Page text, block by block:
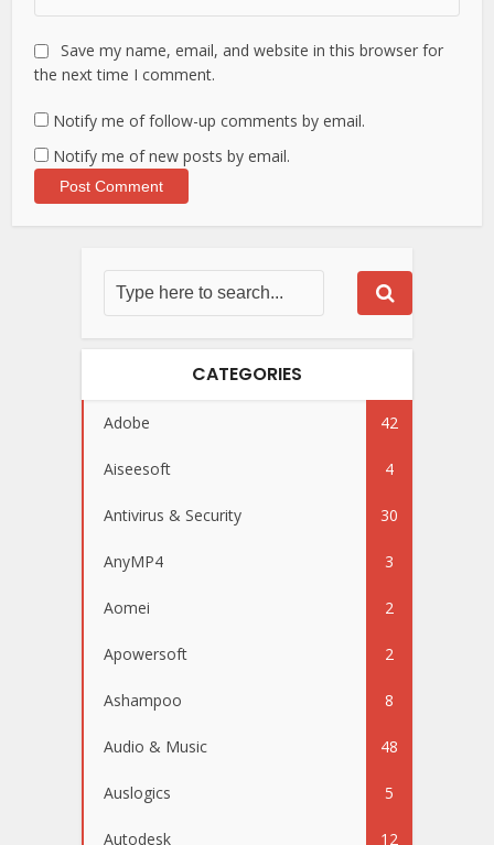
Save my name, email, and website in this browser for
the next time I comment.
Notify me of follow-up comments by email.
Notify me of new posts by email.
CATEGORIES
Adobe 42
Aiseesoft 4
Antivirus & Security 30
AnyMP4 3
Aomei 2
Apowersoft 2
Ashampoo 8
Audio & Music 48
Auslogics 5
Autodesk 12